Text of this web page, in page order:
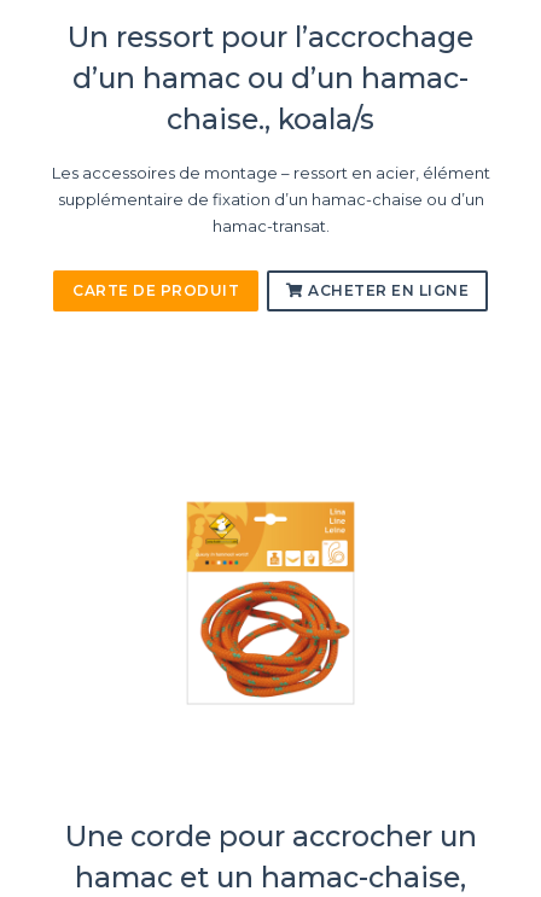
Un ressort pour l’accrochage
d’un hamac ou d’un hamac-
chaise., koala/s
Les accessoires de montage – ressort en acier, élément
supplémentaire de fixation d’un hamac-chaise ou d’un
hamac-transat.
CARTE DE PRODUIT ACHETER EN LIGNE
Une corde pour accrocher un
hamac et un hamac-chaise,